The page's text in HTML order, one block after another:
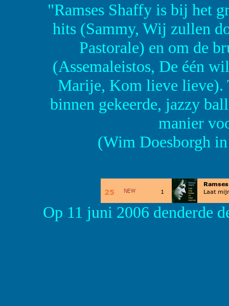
"Ramses Shaffy is bij het
hits (Sammy, Wij zullen
Pastorale) en om de
(Assemaleistos, De één
Marije, Kom lieve lieve).
binnen gekeerde, jazzy
manier
(Wim Doesborgh
Op 11 juni 2006 denderde